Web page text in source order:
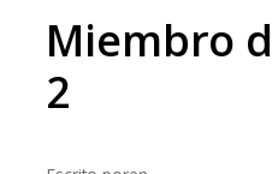
Miembro
2